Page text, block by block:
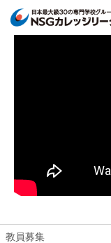
教員募集